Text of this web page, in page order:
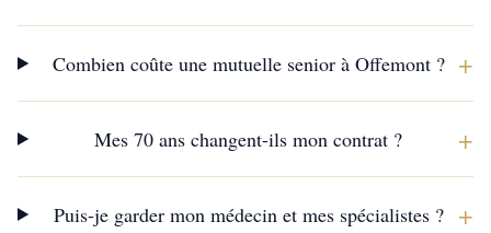
Combien coûte une mutuelle senior à Offemont ? +
Mes 70 ans changent-ils mon contrat ? +
Puis-je garder mon médecin et mes spécialistes ? +